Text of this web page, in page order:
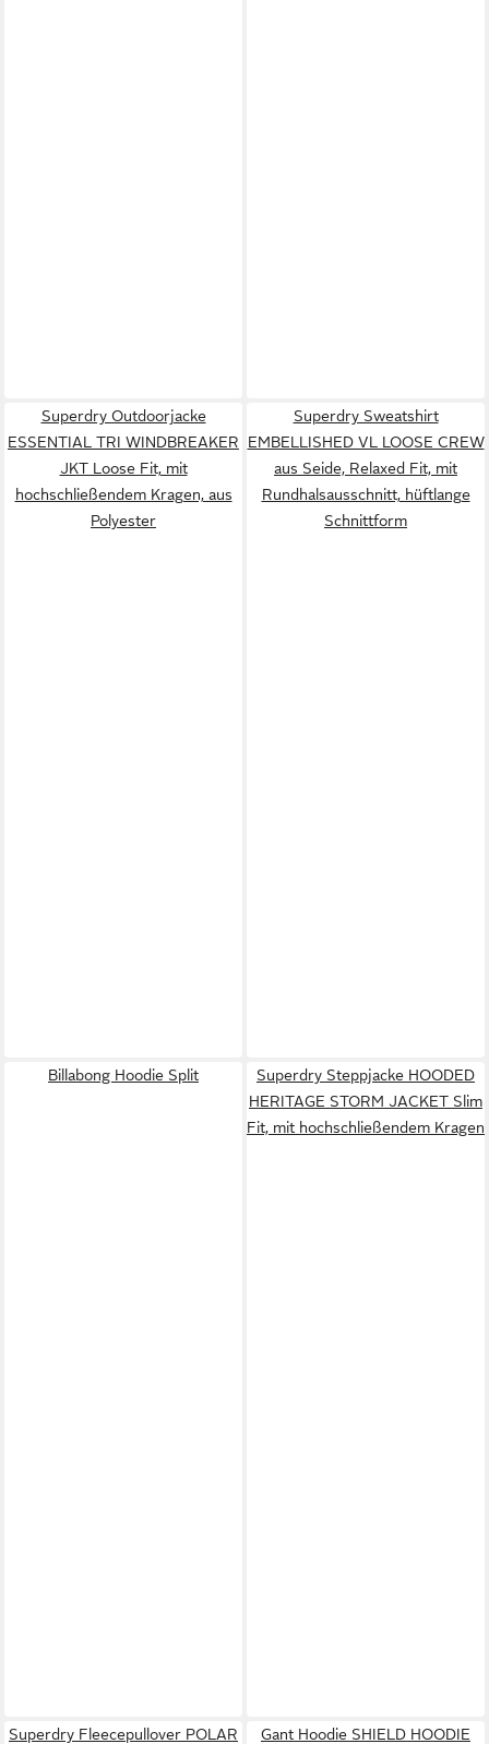
Superdry Outdoorjacke
ESSENTIAL TRI WINDBREAKER
JKT Loose Fit, mit
hochschließendem Kragen, aus
Polyester
Superdry Sweatshirt
EMBELLISHED VL LOOSE CREW
aus Seide, Relaxed Fit, mit
Rundhalsausschnitt, hüftlange
Schnittform
Billabong Hoodie Split
Superdry Steppjacke HOODED
HERITAGE STORM JACKET Slim
Fit, mit hochschließendem Kragen
Superdry Fleecepullover POLAR
Gant Hoodie SHIELD HOODIE